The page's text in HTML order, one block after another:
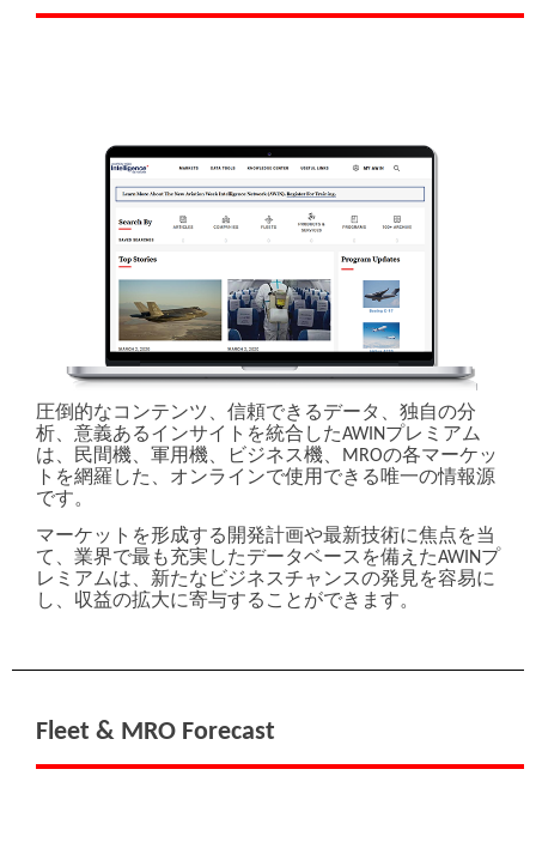
都道府県*
会社電話番号 *
Global Aviation Sector
Defense
Space
Air Transport
Business Aviation
Other/Unknown
職務権限*
圧倒的なコンテンツ、信頼できるデータ、独自の分
析、意義あるインサイトを統合したAWINプレミアム
は、民間機、軍用機、ビジネス機、MROの各マーケッ
トを網羅した、オンラインで使用できる唯一の情報源
です。
マーケットを形成する開発計画や最新技術に焦点を当
て、業界で最も充実したデータベースを備えたAWINプ
レミアムは、新たなビジネスチャンスの発見を容易に
し、収益の拡大に寄与することができます。
Fleet & MRO Forecast